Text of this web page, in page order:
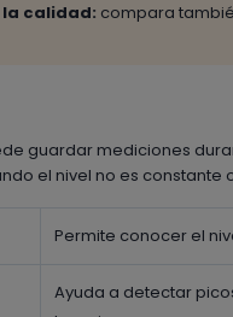
la calidad: compara
guardar mediciones
el nivel no es
Permite conocer el
Ayuda a detectar